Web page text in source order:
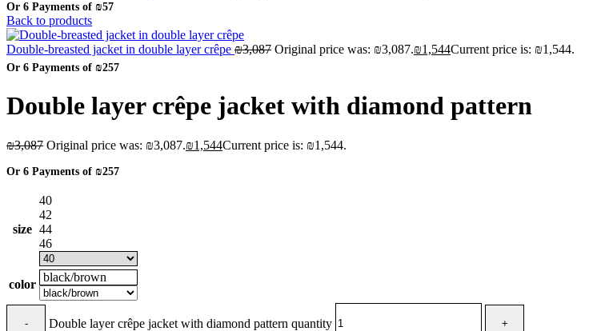
Or 6 Payments of ₪57
Back to products
Double-breasted jacket in double layer crêpe ₪3,087 Original price was: ₪3,087.₪1,544Current price is: ₪1,544.
Or 6 Payments of ₪257
Double layer crêpe jacket with diamond pattern
₪3,087 Original price was: ₪3,087.₪1,544Current price is: ₪1,544.
Or 6 Payments of ₪257
size
40
42
44
46
color
black/brown
Double layer crêpe jacket with diamond pattern quantity